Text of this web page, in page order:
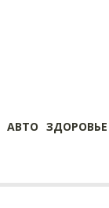
АВТО ЗДОРОВЬЕ